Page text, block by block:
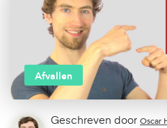
Afvallen
Geschreven door Oscar